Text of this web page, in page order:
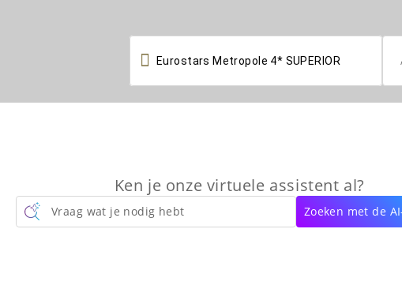

Ken je onze virtuele assistent al?
Vraag wat je nodig hebt Zoeken met de